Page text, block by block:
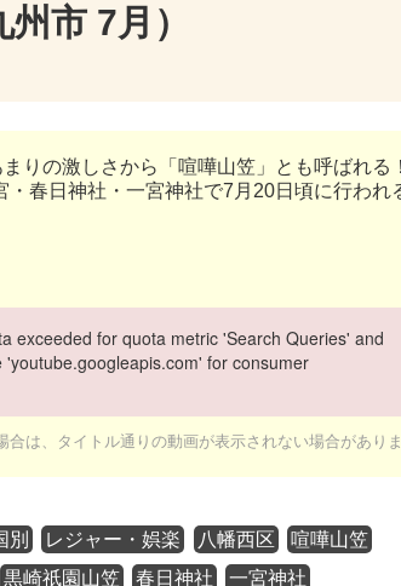
市 7月）
りの激しさから「喧嘩山笠」とも呼ばれる！
春日神社・一宮神社で7月20日頃に行われ
exceeded for quota metric 'Search Queries' and
for consumer
は、タイトル通りの動画が表示されない場合がありま
別 レジャー・娯楽 八幡西区
喧嘩山笠
黒崎祇園山笠 春日神社 一宮神社